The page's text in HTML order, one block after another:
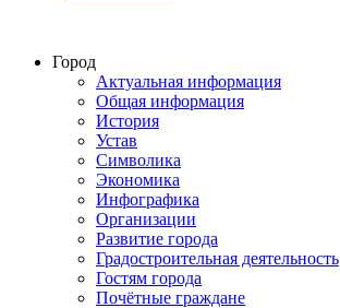
Город
Актуальная информация
Общая информация
История
Устав
Символика
Экономика
Инфографика
Организации
Развитие города
Градостроительная деятельность
Гостям города
Почётные граждане